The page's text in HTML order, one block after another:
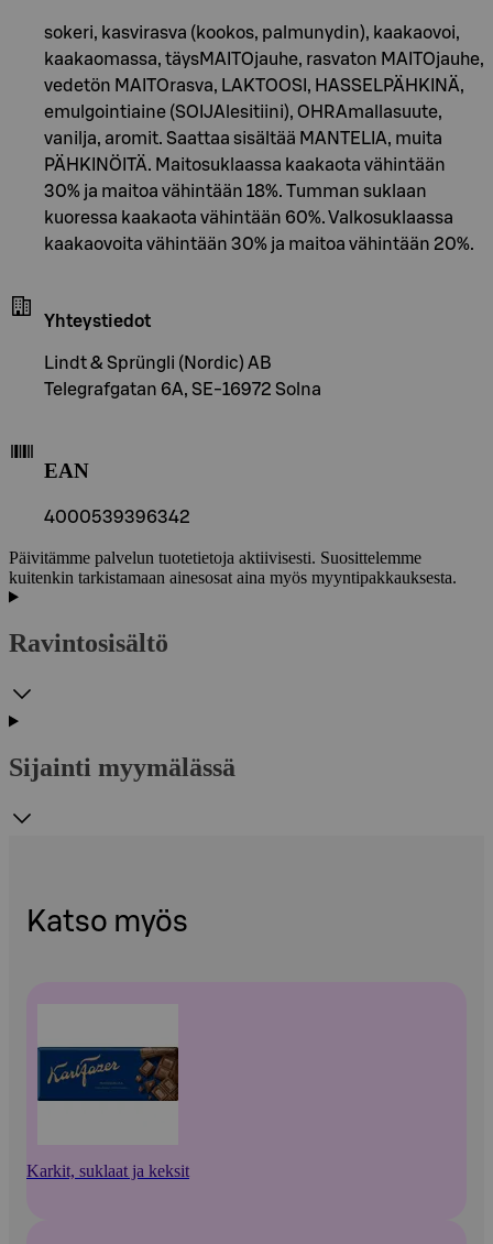
sokeri, kasvirasva (kookos, palmunydin), kaakaovoi,
kaakaomassa, täysMAITOjauhe, rasvaton MAITOjauhe,
vedetön MAITOrasva, LAKTOOSI, HASSELPÄHKINÄ,
emulgointiaine (SOIJAlesitiini), OHRAmallasuute,
vanilja, aromit. Saattaa sisältää MANTELIA, muita
PÄHKINÖITÄ. Maitosuklaassa kaakaota vähintään
30% ja maitoa vähintään 18%. Tumman suklaan
kuoressa kaakaota vähintään 60%. Valkosuklaassa
kaakaovoita vähintään 30% ja maitoa vähintään 20%.
Yhteystiedot
Lindt & Sprüngli (Nordic) AB
Telegrafgatan 6A, SE-16972 Solna
EAN
4000539396342
Päivitämme palvelun tuotetietoja aktiivisesti. Suosittelemme
kuitenkin tarkistamaan ainesosat aina myös myyntipakkauksesta.
Ravintosisältö
Sijainti myymälässä
Katso myös
Karkit, suklaat ja keksit